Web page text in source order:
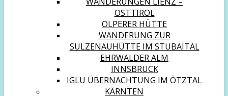
OSTTIROL
OLPERER HÜTTE
WANDERUNG ZUR
SULZENAUHÜTTE IM STUBAITAL
EHRWALDER ALM
INNSBRUCK
IGLU ÜBERNACHTUNG IM ÖTZTAL
KÄRNTEN